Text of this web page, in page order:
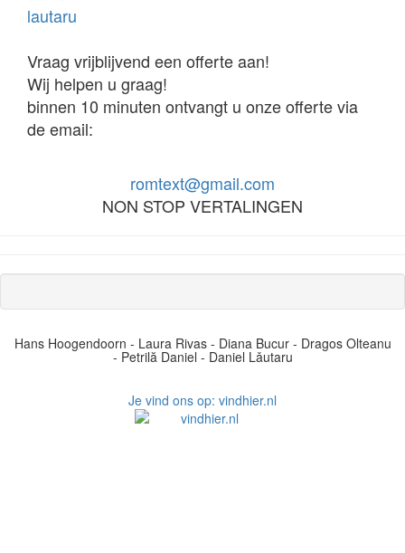
Vraag vrijblijvend een offerte aan!
Wij helpen u graag!
binnen 10 minuten ontvangt u onze offerte via
de email:
romtext@gmail.com
NON STOP VERTALINGEN
Hans Hoogendoorn - Laura Rivas - Diana Bucur - Dragos Olteanu
- Petrilă Daniel - Daniel Lǎutaru
Je vind ons op: vindhier.nl